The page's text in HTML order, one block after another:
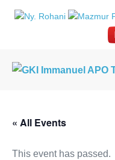
Lompat
« All Events
This event has passed.